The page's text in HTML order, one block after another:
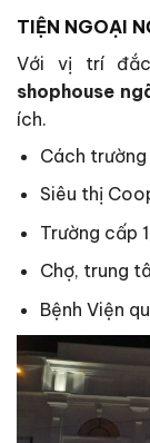
TIỆN NGOẠI
Với vị trí
shophouse
ích.
Cách
Siêu thị
Trường cấp
Chợ, trung
Bệnh Viện